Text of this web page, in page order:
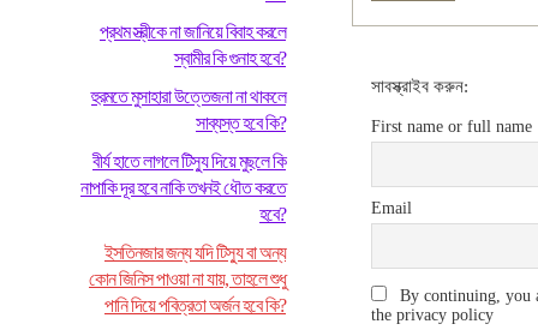
প্রথম স্ত্রীকে না জানিয়ে বিবাহ করলে
স্বামীর কি গুনাহ হবে?
হুরমতে মুসাহারা উত্তেজনা না থাকলে
সাব্যস্ত হবে কি?
বীর্য হাতে লাগলে টিস্যু দিয়ে মুছলে কি
নাপাকি দূর হবে নাকি তখনই ধৌত করতে
হবে?
ইসতিনজার জন্য যদি টিস্যু বা অন্য
কোন জিনিস পাওয়া না যায়, তাহলে শুধু
পানি দিয়ে পবিত্রতা অর্জন হবে কি?
সাবস্ক্রাইব করুন:
First name or full name
Email
By continuing, you
the privacy policy